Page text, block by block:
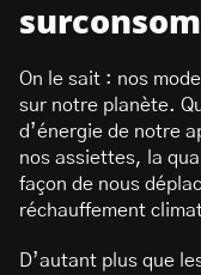
On le sait : nos
sur notre planète.
d’énergie de notre
nos assiettes, la
façon de nous
réchauffement
D’autant plus que